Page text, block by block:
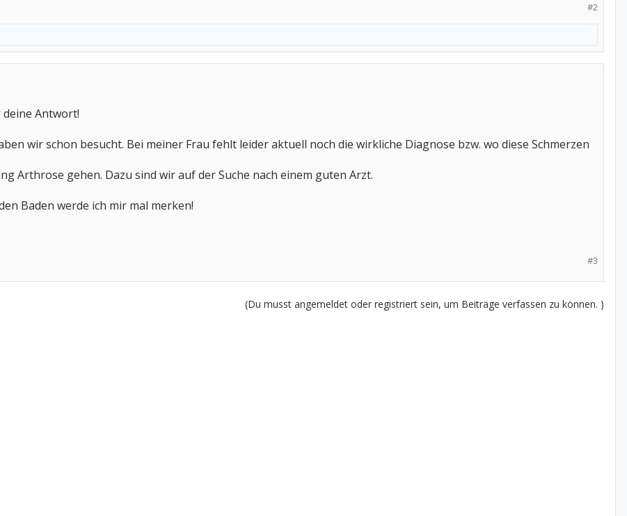
#2
Antwort!
wir schon besucht. Bei meiner Frau fehlt leider aktuell noch die wirkliche Diagnose bzw. wo diese Schmerzen
Arthrose gehen. Dazu sind wir auf der Suche nach einem guten Arzt.
Baden werde ich mir mal merken!
#3
(Du musst angemeldet oder registriert sein, um Beiträge verfassen zu können. )